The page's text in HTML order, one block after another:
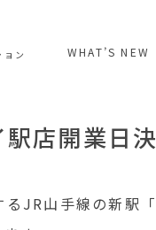
ン WHAT’S NEW
駅店開業日
JR山手線の新駅